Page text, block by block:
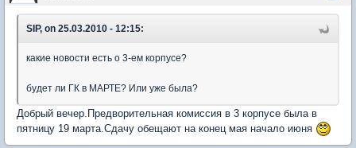
SIP, on 25.03.2010 - 12:15:
какие новости есть о 3-ем корпусе?
будет ли ГК в МАРТЕ? Или уже была?
Добрый вечер.Предворительная комиссия в 3 корпусе была в
пятницу 19 марта.Сдачу обещают на конец мая начало июня